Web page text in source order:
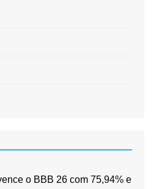
o BBB 26 com 75,94% e